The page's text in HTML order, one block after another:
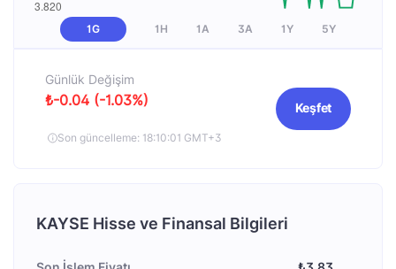
1G 1H 1A 3A 1Y 5Y
Günlük Değişim
₺-0.04 (-1.03%)
Son güncelleme: 18:10:01 GMT+3
Keşfet
KAYSE Hisse ve Finansal Bilgileri